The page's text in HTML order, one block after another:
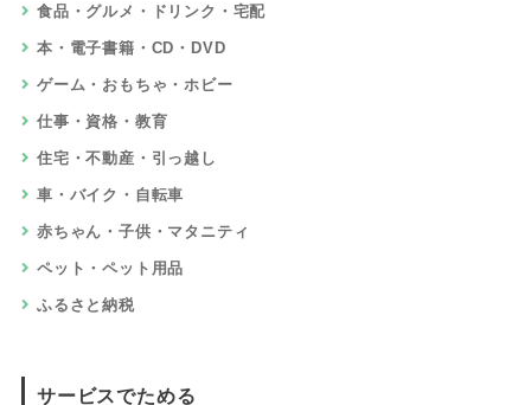
食品・グルメ・ドリンク・宅配
本・電子書籍・CD・DVD
ゲーム・おもちゃ・ホビー
仕事・資格・教育
住宅・不動産・引っ越し
車・バイク・自転車
赤ちゃん・子供・マタニティ
ペット・ペット用品
ふるさと納税
サービスでためる